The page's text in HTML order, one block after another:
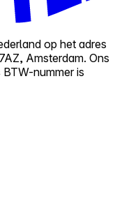
op het adres
Amsterdam. Ons
nummer is